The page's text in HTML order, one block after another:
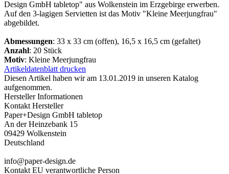
Design GmbH tabletop" aus Wolkenstein im Erzgebirge erwerben.
Auf den 3-lagigen Servietten ist das Motiv "Kleine Meerjungfrau"
abgebildet.
Abmessungen: 33 x 33 cm (offen), 16,5 x 16,5 cm (gefaltet)
Anzahl: 20 Stück
Motiv: Kleine Meerjungfrau
Artikeldatenblatt drucken
Diesen Artikel haben wir am 13.01.2019 in unseren Katalog
aufgenommen.
Hersteller Informationen
Kontakt Hersteller
Paper+Design GmbH tabletop
An der Heinzebank 15
09429 Wolkenstein
Deutschland
info@paper-design.de
Kontakt EU verantwortliche Person